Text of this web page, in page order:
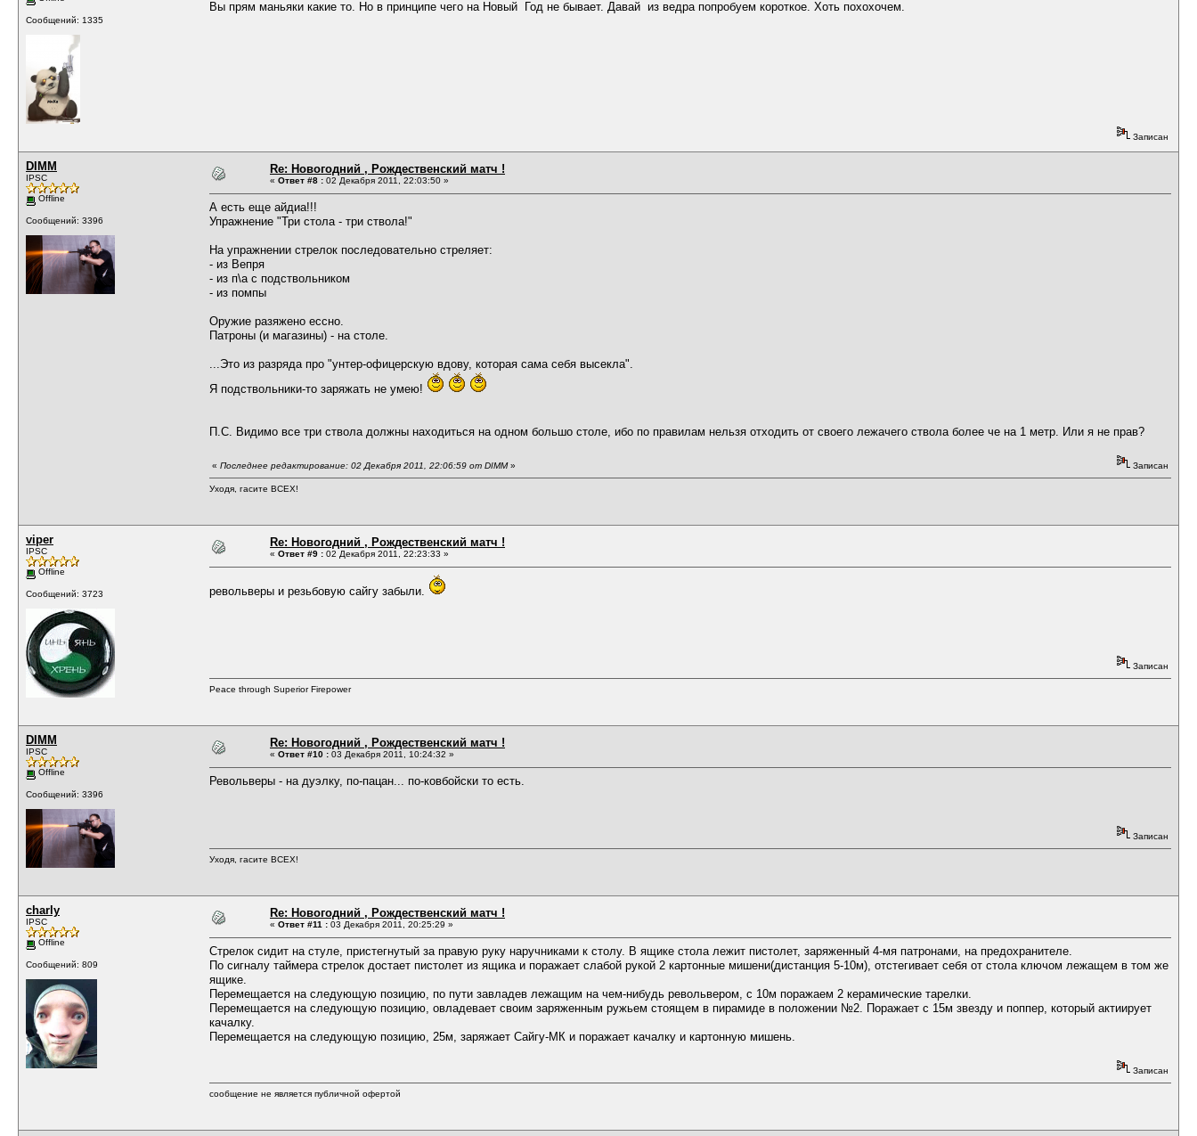
Сообщений: 1335
Вы прям маньяки какие то. Но в принципе чего на Новый Год не бывает. Давай из ведра попробуем короткое. Хоть похохочем.
Записан
DIMM
IPSC
Offline
Сообщений: 3396
Re: Новогодний , Рождественский матч !
« Ответ #8 : 02 Декабря 2011, 22:03:50 »
А есть еще айдиа!!!
Упражнение "Три стола - три ствола!"
На упражнении стрелок последовательно стреляет:
- из Вепря
- из п\а с подствольником
- из помпы
Оружие разяжено ессно.
Патроны (и магазины) - на столе.
...Это из разряда про "унтер-офицерскую вдову, которая сама себя высекла".
Я подствольники-то заряжать не умею!
П.С. Видимо все три ствола должны находиться на одном большо столе, ибо по правилам нельзя отходить от своего лежачего ствола более че на 1 метр. Или я не прав?
« Последнее редактирование: 02 Декабря 2011, 22:06:59 от DIMM» Записан
Уходя, гасите ВСЕХ!
viper
IPSC
Offline
Сообщений: 3723
Re: Новогодний , Рождественский матч !
« Ответ #9 : 02 Декабря 2011, 22:23:33 »
револьверы и резьбовую сайгу забыли.
Записан
Peace through Superior Firepower
DIMM
IPSC
Offline
Сообщений: 3396
Re: Новогодний , Рождественский матч !
« Ответ #10 : 03 Декабря 2011, 10:24:32 »
Револьверы - на дуэлку, по-пацан... по-ковбойски то есть.
Записан
Уходя, гасите ВСЕХ!
charly
IPSC
Offline
Сообщений: 809
Re: Новогодний , Рождественский матч !
« Ответ #11 : 03 Декабря 2011, 20:25:29 »
Стрелок сидит на стуле, пристегнутый за правую руку наручниками к столу. В ящике стола лежит пистолет, заряженный 4-мя патронами, на предохранителе.
По сигналу таймера стрелок достает пистолет из ящика и поражает слабой рукой 2 картонные мишени(дистанция 5-10м), отстегивает себя от стола ключом лежащем в том же
ящике.
Перемещается на следующую позицию, по пути завладев лежащим на чем-нибудь револьвером, с 10м поражаем 2 керамические тарелки.
Перемещается на следующую позицию, овладевает своим заряженным ружьем стоящем в пирамиде в положении №2. Поражает с 15м звезду и поппер, который актиирует
качалку.
Перемещается на следующую позицию, 25м, заряжает Сайгу-МК и поражает качалку и картонную мишень.
Записан
сообщение не является публичной офертой